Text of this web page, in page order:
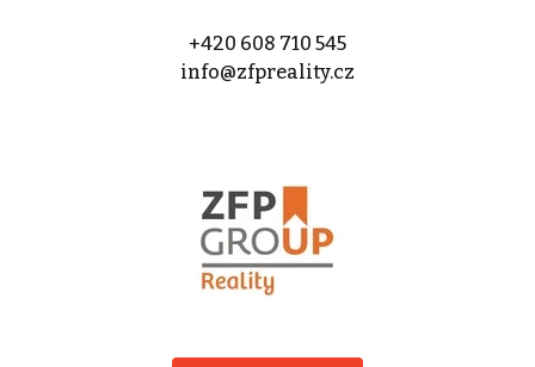
+420 608 710 545
info@zfpreality.cz